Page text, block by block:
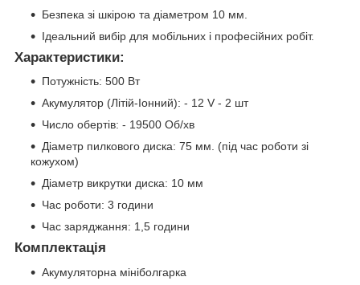
Безпека зі шкірою та діаметром 10 мм.
Ідеальний вибір для мобільних і професійних робіт.
Характеристики:
Потужність: 500 Вт
Акумулятор (Літій-Іонний): - 12 V - 2 шт
Число обертів: - 19500 Об/хв
Діаметр пилкового диска: 75 мм. (під час роботи зі
кожухом)
Діаметр викрутки диска: 10 мм
Час роботи: 3 години
Час заряджання: 1,5 години
Комплектація
Акумуляторна мініболгарка